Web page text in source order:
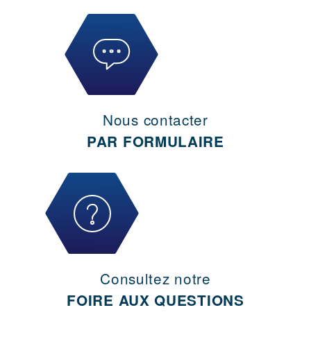
Nous contacter
PAR FORMULAIRE
Consultez notre
FOIRE AUX QUESTIONS